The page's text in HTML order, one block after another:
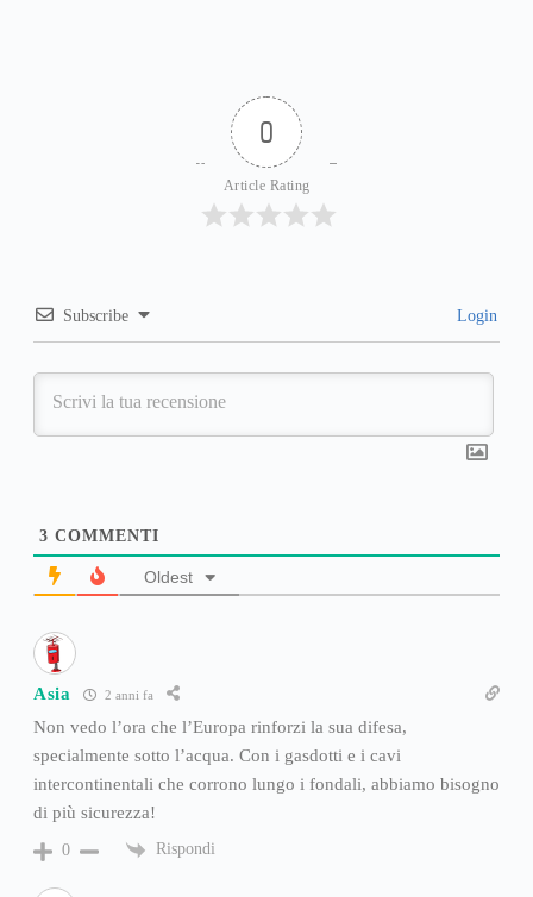
0
Article Rating
Subscribe Login
3 COMMENTI
Oldest
Asia 2 anni fa
Non vedo l’ora che l’Europa rinforzi la sua difesa,
specialmente sotto l’acqua. Con i gasdotti e i cavi
intercontinentali che corrono lungo i fondali, abbiamo bisogno
di più sicurezza!
0 Rispondi